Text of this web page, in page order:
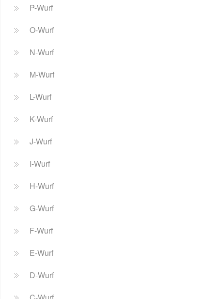
P-Wurf
O-Wurf
N-Wurf
M-Wurf
L-Wurf
K-Wurf
J-Wurf
I-Wurf
H-Wurf
G-Wurf
F-Wurf
E-Wurf
D-Wurf